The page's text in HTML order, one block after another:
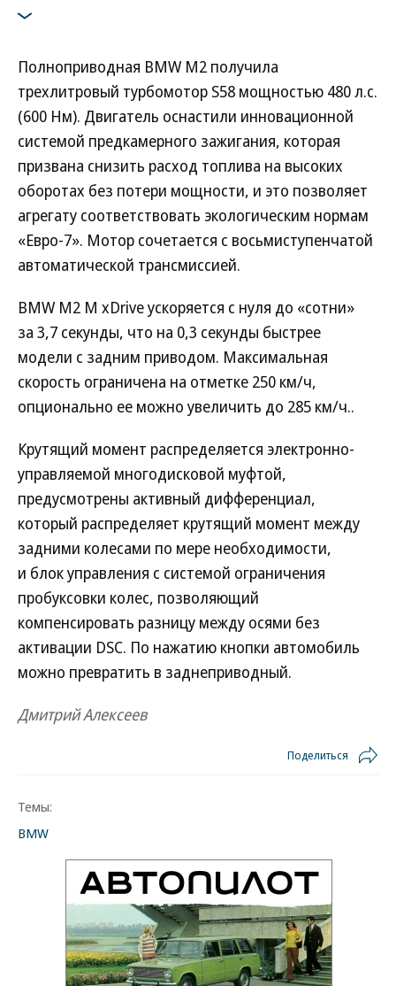
Полноприводная BMW М2 получила
трехлитровый турбомотор S58 мощностью 480 л.с.
(600 Нм). Двигатель оснастили инновационной
системой предкамерного зажигания, которая
призвана снизить расход топлива на высоких
оборотах без потери мощности, и это позволяет
агрегату соответствовать экологическим нормам
«Евро-7». Мотор сочетается с восьмиступенчатой
автоматической трансмиссией.
BMW M2 M xDrive ускоряется с нуля до «сотни»
за 3,7 секунды, что на 0,3 секунды быстрее
модели с задним приводом. Максимальная
скорость ограничена на отметке 250 км/ч,
опционально ее можно увеличить до 285 км/ч..
Крутящий момент распределяется электронно-
управляемой многодисковой муфтой,
предусмотрены активный дифференциал,
который распределяет крутящий момент между
задними колесами по мере необходимости,
и блок управления с системой ограничения
пробуксовки колес, позволяющий
компенсировать разницу между осями без
активации DSC. По нажатию кнопки автомобиль
можно превратить в заднеприводный.
Дмитрий Алексеев
Поделиться
Темы:
BMW